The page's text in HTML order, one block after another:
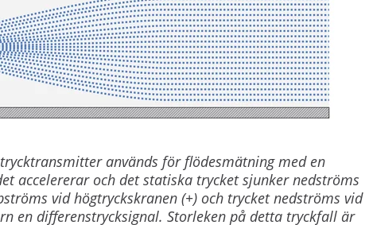
används för flödesmätning med en
accelererar och det statiska trycket sjunker nedströms
vid högtryckskranen (+) och trycket nedströms vid
en differenstrycksignal. Storleken på detta tryckfall är